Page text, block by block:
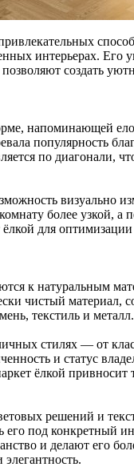
интерьерах. Его
создать
напоминающей
популярность
по диагонали,
визуально
более узкой, а
для
к натуральным
чистый материал,
текстиль и металл.
стилях — от
и статус
ёлкой привносит
решений и
его под конкретный
и делают его